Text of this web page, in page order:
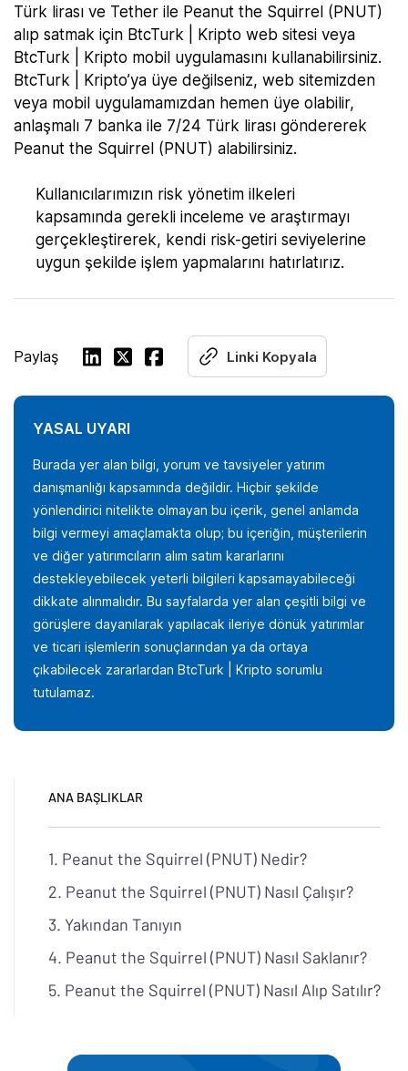
Türk lirası ve Tether ile Peanut the Squirrel (PNUT)
alıp satmak için BtcTurk | Kripto web sitesi veya
BtcTurk | Kripto mobil uygulamasını kullanabilirsiniz.
BtcTurk | Kripto’ya üye değilseniz, web sitemizden
veya mobil uygulamamızdan hemen üye olabilir,
anlaşmalı 7 banka ile 7/24 Türk lirası göndererek
Peanut the Squirrel (PNUT) alabilirsiniz.
Kullanıcılarımızın risk yönetim ilkeleri
kapsamında gerekli inceleme ve araştırmayı
gerçekleştirerek, kendi risk-getiri seviyelerine
uygun şekilde işlem yapmalarını hatırlatırız.
Paylaş Linki Kopyala
YASAL UYARI
Burada yer alan bilgi, yorum ve tavsiyeler yatırım
danışmanlığı kapsamında değildir. Hiçbir şekilde
yönlendirici nitelikte olmayan bu içerik, genel anlamda
bilgi vermeyi amaçlamakta olup; bu içeriğin, müşterilerin
ve diğer yatırımcıların alım satım kararlarını
destekleyebilecek yeterli bilgileri kapsamayabileceği
dikkate alınmalıdır. Bu sayfalarda yer alan çeşitli bilgi ve
görüşlere dayanılarak yapılacak ileriye dönük yatırımlar
ve ticari işlemlerin sonuçlarından ya da ortaya
çıkabilecek zararlardan BtcTurk | Kripto sorumlu
tutulamaz.
ANA BAŞLIKLAR
Peanut the Squirrel (PNUT) Nedir?
Peanut the Squirrel (PNUT) Nasıl Çalışır?
Yakından Tanıyın
Peanut the Squirrel (PNUT) Nasıl Saklanır?
Peanut the Squirrel (PNUT) Nasıl Alıp Satılır?